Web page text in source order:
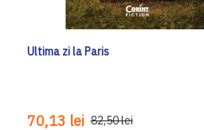
Ultima zi la Paris
70,13 lei 82,50 lei